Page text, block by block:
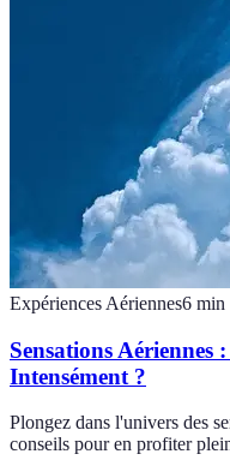
Expériences Aériennes6 min
Sensations Aériennes
Intensément ?
Plongez dans l'univers des
conseils pour en profiter